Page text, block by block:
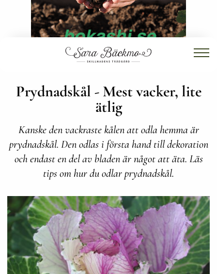
Prydnadskål - Mest vacker, lite
ätlig
Kanske den vackraste kålen att odla hemma är
prydnadskål. Den odlas i första hand till dekoration
och endast en del av bladen är något att äta. Läs
tips om hur du odlar prydnadskål.